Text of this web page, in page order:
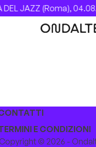
JAZZ (Roma),
E CONDIZIONI
Copyright © 2026 -